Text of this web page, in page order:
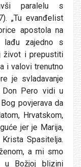
paralelu s
„Tu evanđelist
apostola na
lađu zajedno s
život i prepustiti
i valovi trenutno
je svladavanje
Don Pero vidi u
povjerava da
Hrvatskom,
jer je Marija,
Spasitelja.
a mi smo
u Božjoj blizini